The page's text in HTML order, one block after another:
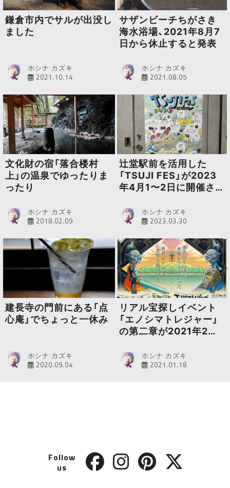
鎌倉市内でサルが出没し
ました
ホシナ カズキ
2021.10.14
サザンビーチちがさき
海水浴場、2021年8月7
日から休止すると発表
ホシナ カズキ
2021.08.05
文化財の宿「落合楼村
上」の温泉でゆったりま
ったり
ホシナ カズキ
2018.02.09
辻堂駅前を活用した
「TSUJI FES」が2023
年4月1〜2日に開催され
ホシナ カズキ
2023.03.30
建長寺の門前にある「点
心庵」でちょっと一休み
ホシナ カズキ
2020.09.04
リアル宝探しイベント
「エノシマトレジャー」
の第二章が2021年2月9
ホシナ カズキ
2021.01.18
Follow
us